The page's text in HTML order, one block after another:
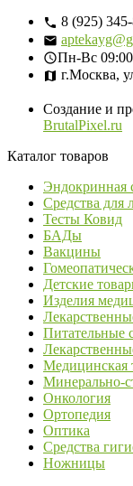
8 (925)
Пн-Вс
г.Москва,
Создание и
BrutalPixel.ru
Каталог товаров
Эндокринная
Средства для
Тесты Ковид
БАДы
Вакцины
Детские
Изделия
Питательные
Медицинская
Минерально-
Онкология
Ортопедия
Оптика
Средства
Ножницы